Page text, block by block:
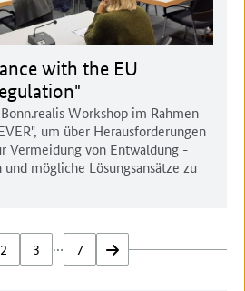
with the EU
Workshop im Rahmen
um über Herausforderungen
Vermeidung von Entwaldung -
mögliche Lösungsansätze zu
2 3 … 7 vor